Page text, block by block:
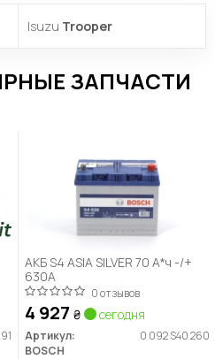
Isuzu Trooper
ЗАПЧАСТИ
АКБ S4 ASIA SILVER 70 А*ч -/+
630A
0 отзывов
4 927 ₴ сегодня
Артикул:
0 092 S40 260
BOSCH